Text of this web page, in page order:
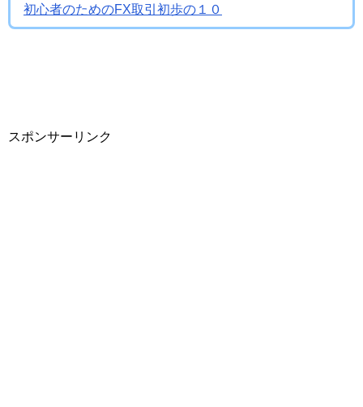
初心者のためのFX取引初歩の１０
スポンサーリンク